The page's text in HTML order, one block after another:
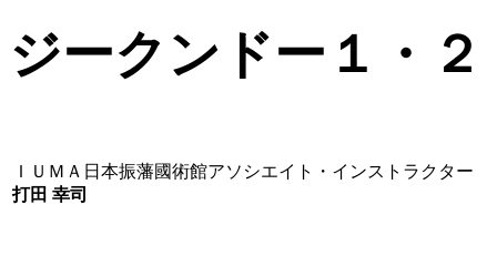
ジークンドー１・２
ＩＵＭＡ日本振藩國術館アソシエイト・インストラクター
打田 幸司